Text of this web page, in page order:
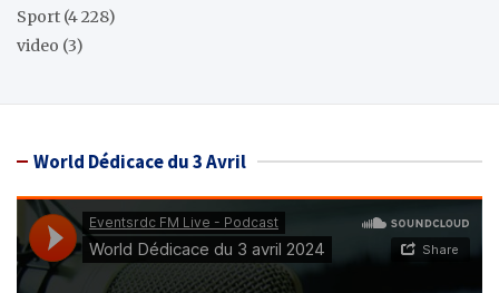
Sport (4 228)
video (3)
World Dédicace du 3 Avril